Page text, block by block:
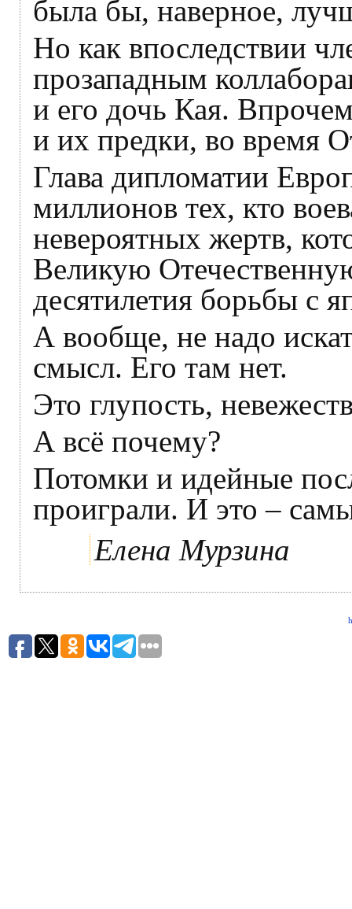
была бы, наверное,
Но как впоследствии
прозападным
и его дочь Кая.
и их предки, во время
Глава дипломатии
миллионов тех, кто
невероятных жертв,
Великую
десятилетия борьбы с
А вообще, не надо
смысл. Его там нет.
Это глупость,
А всё почему?
Потомки и идейные
проиграли. И это –
Елена Мурзина